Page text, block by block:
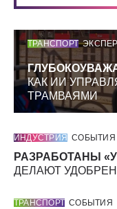
ТРАНСПОРТ
КАК ИИ
ТРАМВАЯМИ
ИНДУСТРИЯ СОБЫТИЯ
РАЗРАБОТАНЫ
ДЕЛАЮТ
ТРАНСПОРТ СОБЫТИЯ